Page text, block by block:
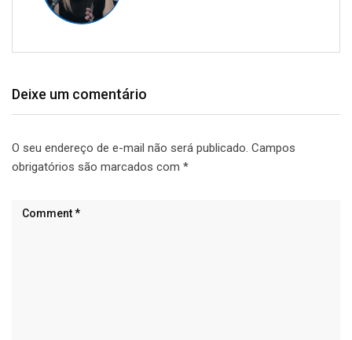
Deixe um comentário
O seu endereço de e-mail não será publicado. Campos
obrigatórios são marcados com *